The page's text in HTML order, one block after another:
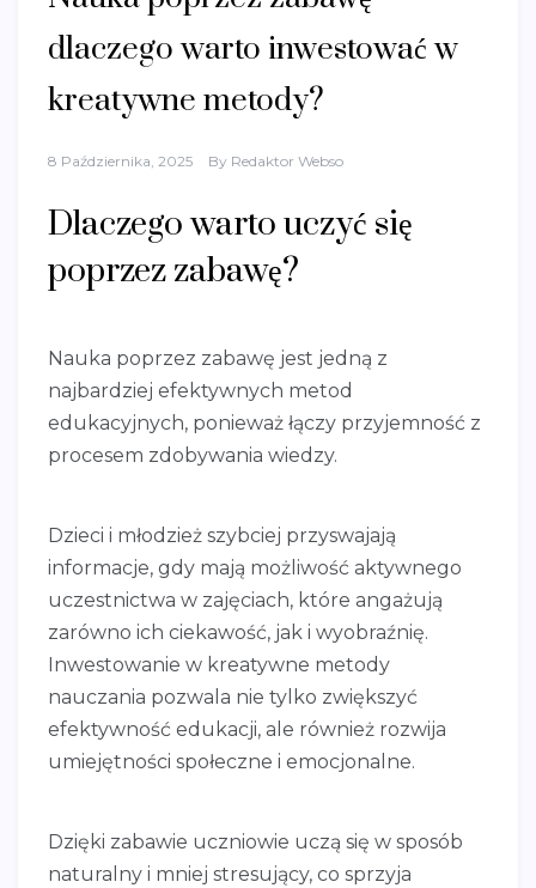
dlaczego warto inwestować w
kreatywne metody?
8 Października, 2025 By Redaktor Webso
Dlaczego warto uczyć się
poprzez zabawę?
Nauka poprzez zabawę jest jedną z
najbardziej efektywnych metod
edukacyjnych, ponieważ łączy przyjemność z
procesem zdobywania wiedzy.
Dzieci i młodzież szybciej przyswajają
informacje, gdy mają możliwość aktywnego
uczestnictwa w zajęciach, które angażują
zarówno ich ciekawość, jak i wyobraźnię.
Inwestowanie w kreatywne metody
nauczania pozwala nie tylko zwiększyć
efektywność edukacji, ale również rozwija
umiejętności społeczne i emocjonalne.
Dzięki zabawie uczniowie uczą się w sposób
naturalny i mniej stresujący, co sprzyja